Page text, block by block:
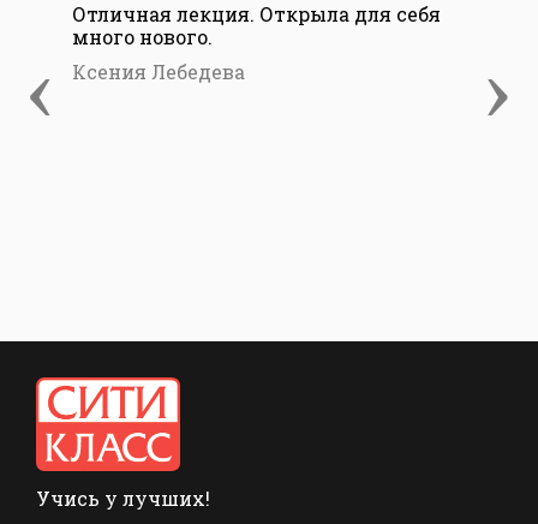
‹ ›
Отличная лекция. Открыла для себя
много нового.
Ксения Лебедева
Учись у лучших!